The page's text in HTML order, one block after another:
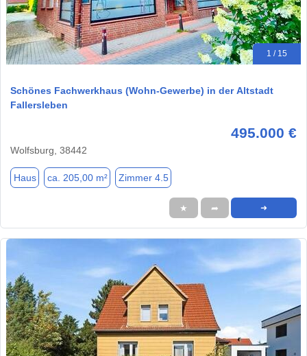
1 / 15
Schönes Fachwerkhaus (Wohn-Gewerbe) in der Altstadt
Fallersleben
495.000 €
Wolfsburg, 38442
Haus ca. 205,00 m² Zimmer 4.5
★ ➦ ➜